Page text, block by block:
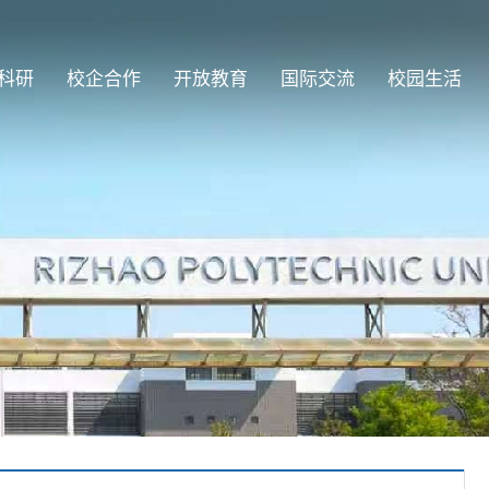
研 校企合作 开放教育 国际交流 校园生活